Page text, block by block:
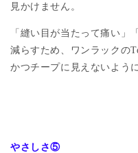
見かけません。
「縫い目が当たって痛い」
減らすため、ワンラックの
かつチープに見えないよう
やさしさ⑤